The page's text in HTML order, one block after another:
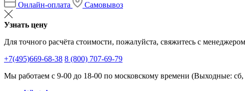
Онлайн-оплата
Самовывоз
Узнать цену
Для точного расчёта стоимости, пожалуйста, свяжитесь с
+7(495)669-68-38 8 (800) 707-69-79
Мы работаем с 9-00 до 18-00 по московскому времени (Выходные: сб,